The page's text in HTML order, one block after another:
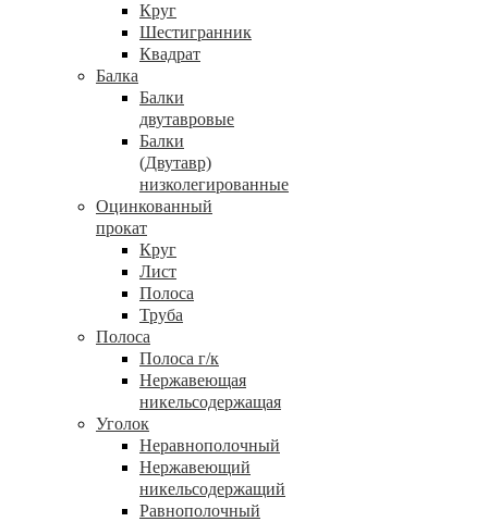
Круг
Шестигранник
Квадрат
Балка
Балки
двутавровые
Балки
(Двутавр)
низколегированные
Оцинкованный
прокат
Круг
Лист
Полоса
Труба
Полоса
Полоса г/к
Нержавеющая
никельсодержащая
Уголок
Неравнополочный
Нержавеющий
никельсодержащий
Равнополочный